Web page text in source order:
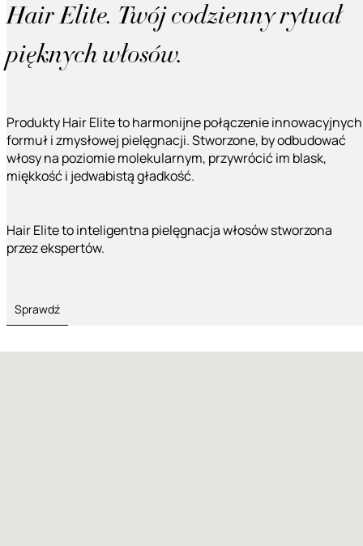
Hair Elite. Twój codzienny rytuał
pięknych włosów.
Produkty Hair Elite to harmonijne połączenie innowacyjnych
formuł i zmysłowej pielęgnacji. Stworzone, by odbudować
włosy na poziomie molekularnym, przywrócić im blask,
miękkość i jedwabistą gładkość.
Hair Elite to inteligentna pielęgnacja włosów stworzona
przez ekspertów.
Sprawdź